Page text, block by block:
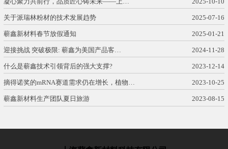
关于派瑞林粉材的技术发展趋势 2025-07-16
蕲鑫新材料春节放假通知 2025-01-21
迎接挑战 突破极限: 蕲鑫为美国产品客… 2024-11-28
什么是蕲鑫技术引领背后的强大支撑? 2023-12-14
摘得诺奖的mRNA赛道需求仍在增长，植物… 2023-10-25
蕲鑫新材料生产团队夏日旅游 2023-08-15